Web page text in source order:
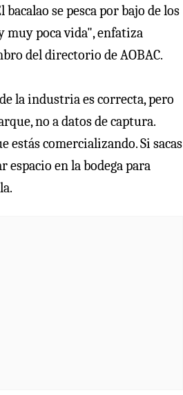
se pesca por bajo de los
muy poca vida", enfatiza
del directorio de AOBAC.
la industria es correcta, pero
no a datos de captura.
estás comercializando. Si sacas
espacio en la bodega para